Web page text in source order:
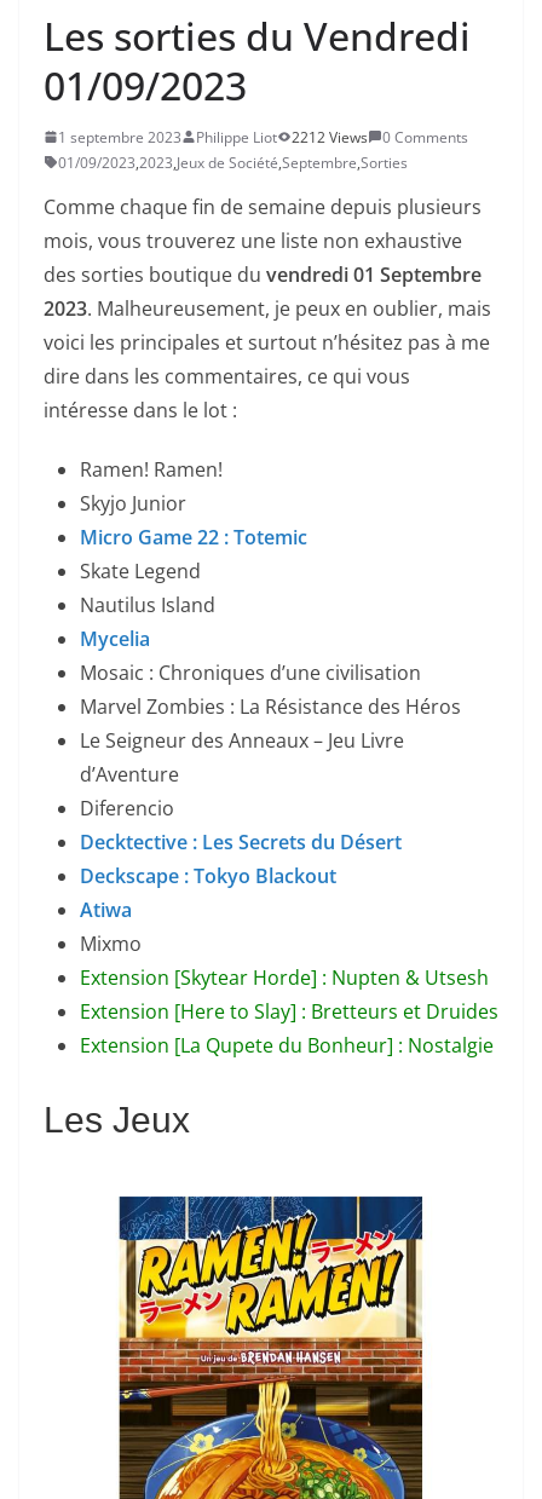
Les sorties du Vendredi
01/09/2023
1 septembre 2023 Philippe Liot 2212 Views
0 Comments
01/09/2023,2023,Jeux de Société,Septembre,Sorties
Comme chaque fin de semaine depuis plusieurs
mois, vous trouverez une liste non exhaustive
des sorties boutique du vendredi 01 Septembre
2023. Malheureusement, je peux en oublier, mais
voici les principales et surtout n’hésitez pas à me
dire dans les commentaires, ce qui vous
intéresse dans le lot :
Ramen! Ramen!
Skyjo Junior
Micro Game 22 : Totemic
Skate Legend
Nautilus Island
Mycelia
Mosaic : Chroniques d’une civilisation
Marvel Zombies : La Résistance des Héros
Le Seigneur des Anneaux – Jeu Livre
d’Aventure
Diferencio
Decktective : Les Secrets du Désert
Deckscape : Tokyo Blackout
Atiwa
Mixmo
Extension [Skytear Horde] : Nupten & Utsesh
Extension [Here to Slay] : Bretteurs et Druides
Extension [La Qupete du Bonheur] : Nostalgie
Les Jeux